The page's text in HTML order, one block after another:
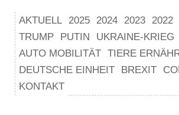
AKTUELL 2025 2024 2023 2022
TRUMP
PUTIN UKRAINE-KRIEG
AUTO MOBILITÄT TIERE
DEUTSCHE EINHEIT
BREXIT
KONTAKT